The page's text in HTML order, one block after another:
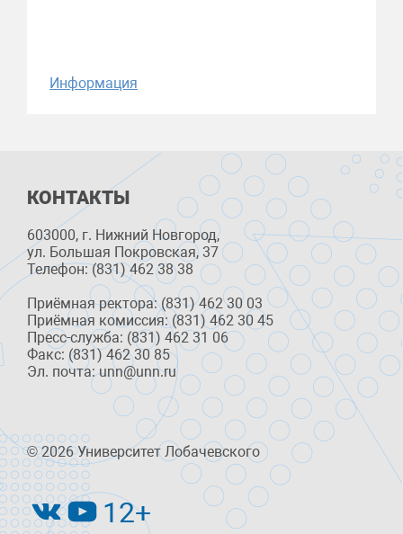
Информация
КОНТАКТЫ
603000, г. Нижний Новгород,
ул. Большая Покровская, 37
Телефон: (831) 462 38 38
Приёмная ректора: (831) 462 30 03
Приёмная комиссия: (831) 462 30 45
Пресс-служба: (831) 462 31 06
Факс: (831) 462 30 85
Эл. почта: unn@unn.ru
© 2026 Университет Лобачевского
12+